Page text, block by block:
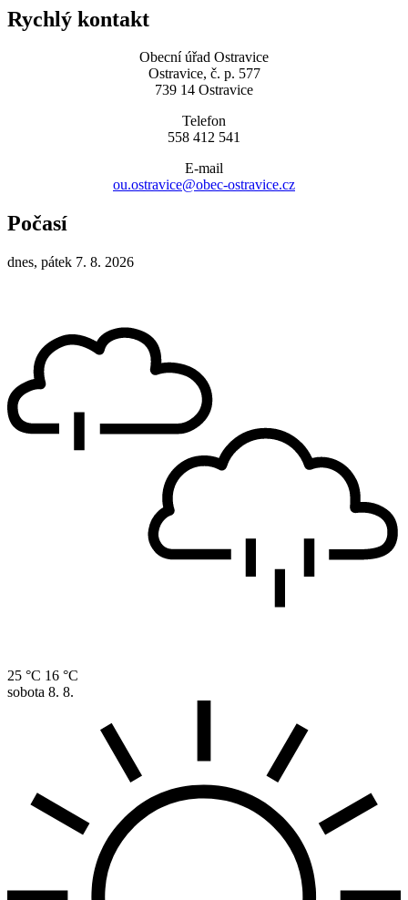
Rychlý kontakt
Obecní úřad Ostravice
Ostravice, č. p. 577
739 14 Ostravice
Telefon
558 412 541
E-mail
ou.ostravice@obec-ostravice.cz
Počasí
dnes, pátek 7. 8. 2026
25 °C 16 °C
sobota 8. 8.